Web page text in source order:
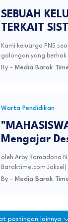
SEBUAH
TERKAIT
Kami keluarga PNS
golongan yang
By - Media Barak
Warta Pendidikan
Mengajar
Perubahan
oleh Arby Romadona
Baraktime.com
By - Media Barak
postingan lainnya